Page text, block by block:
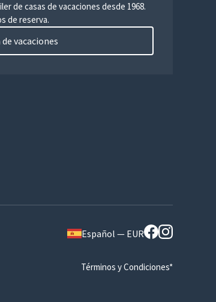
de casas de vacaciones desde 1968.
de reserva.
vacaciones
Español — EUR
Términos y Condiciones*